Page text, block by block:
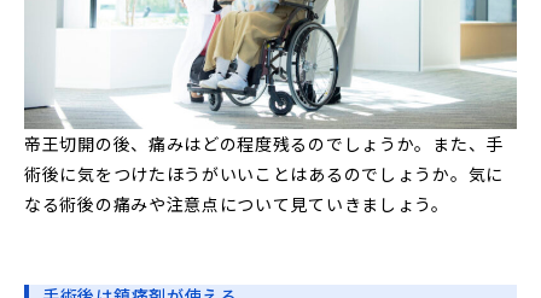
帝王切開の後、痛みはどの程度残るのでしょうか。また、手
術後に気をつけたほうがいいことはあるのでしょうか。気に
なる術後の痛みや注意点について見ていきましょう。